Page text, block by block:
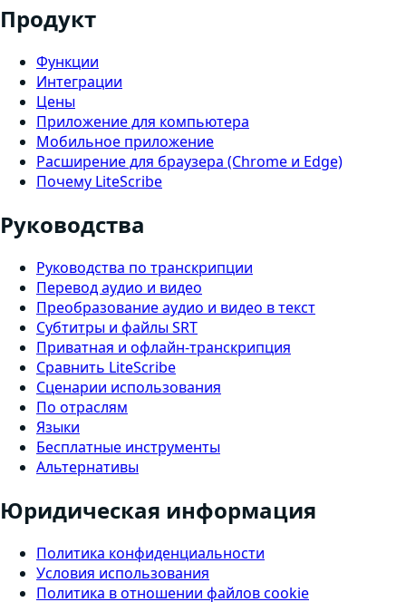
Продукт
Функции
Интеграции
Цены
Приложение для компьютера
Мобильное приложение
Расширение для браузера (Chrome и Edge)
Почему LiteScribe
Руководства
Руководства по транскрипции
Перевод аудио и видео
Преобразование аудио и видео в текст
Субтитры и файлы SRT
Приватная и офлайн-транскрипция
Сравнить LiteScribe
Сценарии использования
По отраслям
Языки
Бесплатные инструменты
Альтернативы
Юридическая информация
Политика конфиденциальности
Условия использования
Политика в отношении файлов cookie